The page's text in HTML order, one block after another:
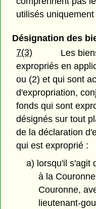
utilisés
Désignation des
7(3)
Les
expropriés en
ou (2) et qui sont
d'expropriation,
fonds qui sont
désignés sur tout
de la déclaration
qui est exproprié :
a) lorsqu'il s'agit
à la
Couronne,
lieutenant-